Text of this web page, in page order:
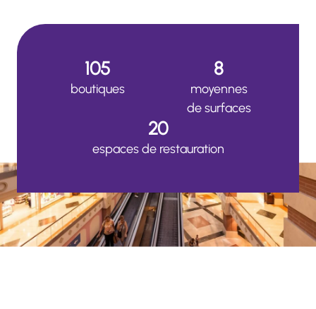
105
boutiques
8
moyennes
de surfaces
20
espaces de restauration